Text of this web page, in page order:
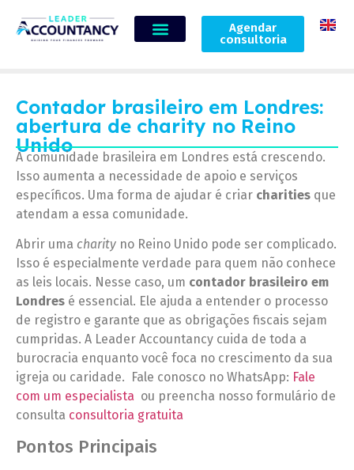
Agendar
consultoria
Contador brasileiro em Londres:
abertura de charity no Reino
Unido
A comunidade brasileira em Londres está crescendo.
Isso aumenta a necessidade de apoio e serviços
específicos. Uma forma de ajudar é criar charities que
atendam a essa comunidade.
Abrir uma charity no Reino Unido pode ser complicado.
Isso é especialmente verdade para quem não conhece
as leis locais. Nesse caso, um contador brasileiro em
Londres é essencial. Ele ajuda a entender o processo
de registro e garante que as obrigações fiscais sejam
cumpridas. A Leader Accountancy cuida de toda a
burocracia enquanto você foca no crescimento da sua
igreja ou caridade. Fale conosco no WhatsApp: Fale
com um especialista ou preencha nosso formulário de
consulta consultoria gratuita
Pontos Principais